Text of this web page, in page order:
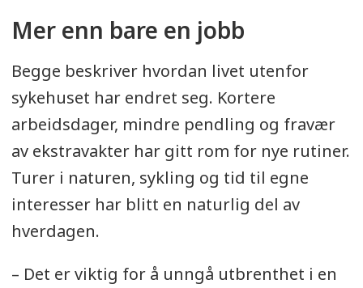
Mer enn bare en jobb
Begge beskriver hvordan livet utenfor
sykehuset har endret seg. Kortere
arbeidsdager, mindre pendling og fravær
av ekstravakter har gitt rom for nye rutiner.
Turer i naturen, sykling og tid til egne
interesser har blitt en naturlig del av
hverdagen.
– Det er viktig for å unngå utbrenthet i en